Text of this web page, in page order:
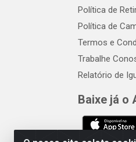
Política de
Política de
Termos e
Trabalhe
Relatório de
Baixe já o